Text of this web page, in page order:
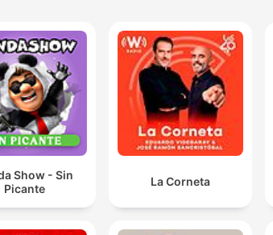
Show - Sin
Picante
La Corneta